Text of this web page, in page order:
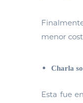
menor
Charla
Esta fue